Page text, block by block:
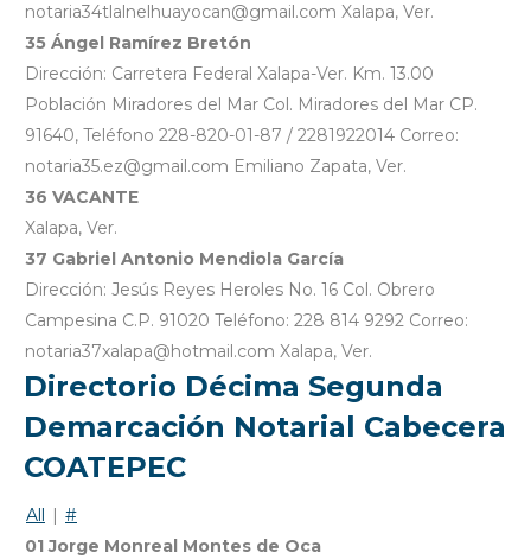
notaria34tlalnelhuayocan@gmail.com Xalapa, Ver.
35 Ángel Ramírez Bretón
Dirección: Carretera Federal Xalapa-Ver. Km. 13.00
Población Miradores del Mar Col. Miradores del Mar CP.
91640, Teléfono 228-820-01-87 / 2281922014 Correo:
notaria35.ez@gmail.com Emiliano Zapata, Ver.
36 VACANTE
Xalapa, Ver.
37 Gabriel Antonio Mendiola García
Dirección: Jesús Reyes Heroles No. 16 Col. Obrero
Campesina C.P. 91020 Teléfono: 228 814 9292 Correo:
notaria37xalapa@hotmail.com Xalapa, Ver.
Directorio Décima Segunda
Demarcación Notarial Cabecera
COATEPEC
All | #
01 Jorge Monreal Montes de Oca